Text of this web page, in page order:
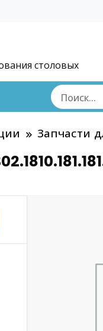
столовых
Запчасти